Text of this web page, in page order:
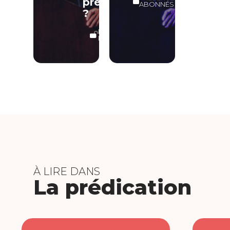
?
LECTURE
LIBRE
ABONNÉS
À LIRE DANS
La prédication